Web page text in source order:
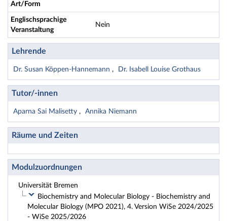
Art/Form
Englischsprachige
Veranstaltung
Nein
Lehrende
Dr. Susan Köppen-Hannemann Dr. Isabell Louise Grothaus
Tutor/-innen
Aparna Sai Malisetty Annika Niemann
Räume und Zeiten
Modulzuordnungen
Universität Bremen
Biochemistry and Molecular Biology - Biochemistry and
Molecular Biology (MPO 2021), 4. Version WiSe 2024/2025
- WiSe 2025/2026